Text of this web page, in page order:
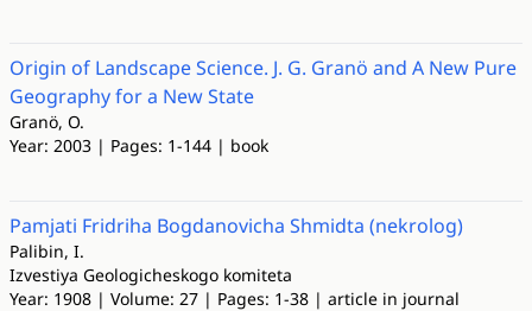
Origin of Landscape Science. J. G. Granö and A New Pure
Geography for a New State
Granö, O.
Year: 2003 | Pages: 1-144 | book
Pamjati Fridriha Bogdanovicha Shmidta (nekrolog)
Palibin, I.
Izvestiya Geologicheskogo komiteta
Year: 1908 | Volume: 27 | Pages: 1-38 | article in journal